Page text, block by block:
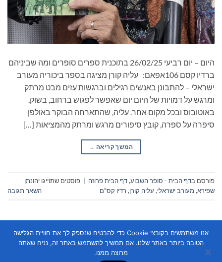
היום – יום רביעי 26/02/25 בתוכנית ספרים סופרים ומה שביניהם
ברדיו קסם 106אפאם: עליה קורן מציגה בספר ביכוריה מעורב
ישראלי – להתבונן באנשים רגילים וברגשות עזים מבט מרתק
ומרגש על דמויות של היום יום שאפשר לפגוש ברחוב, בשוק,
באוטובוס ובכל מקום אחר. עליה, שהתארחה הבוקר באולפן
סיפרה על ספרה, קובץ סיפורים מרגש ומרתק מהמציאות […]
המשך קריאה →
פורסם בדף הבית - סופר השבוע,דף הבית פרוזה פוסטים שתוייגו יהונתן
שפירא, מעורב ישראלי, עליה קורן, רדיו קס"ם השאר תגובה
אנו משתמשים בקובצי Cookie כדי להבטיח שנספק לך את חוויית הגלישה
הטובה ביותר באתר שלנו. אם תמשיך להשתמש באתר זה, נניח שאתה
מרוצה ממנו.